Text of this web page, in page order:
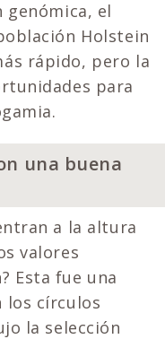
genómica, el
Holstein
rápido, pero la
para
una buena
a la altura
valores
Esta fue una
los círculos
la selección